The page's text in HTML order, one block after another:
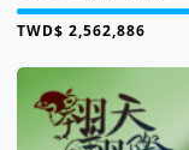
集資進度 855%